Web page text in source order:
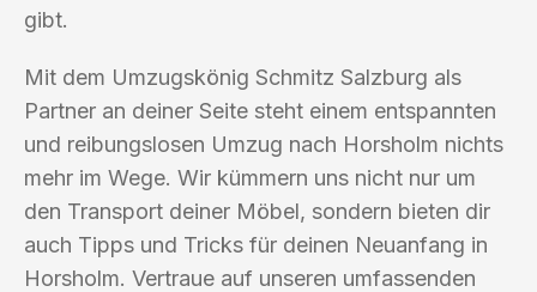
gibt.
Mit dem Umzugskönig Schmitz Salzburg als
Partner an deiner Seite steht einem entspannten
und reibungslosen Umzug nach Horsholm nichts
mehr im Wege. Wir kümmern uns nicht nur um
den Transport deiner Möbel, sondern bieten dir
auch Tipps und Tricks für deinen Neuanfang in
Horsholm. Vertraue auf unseren umfassenden